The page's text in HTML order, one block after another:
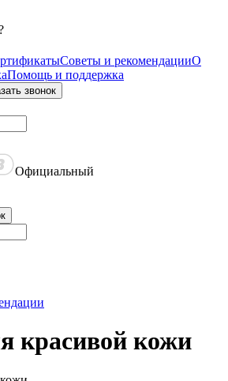
Советы и рекомендацииО
Помощь и поддержка
звонок
Официальный
красивой кожи